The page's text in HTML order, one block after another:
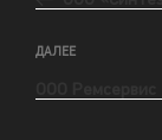
ДАЛЕЕ